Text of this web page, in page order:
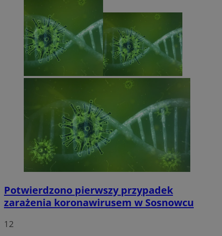
Potwierdzono pierwszy przypadek
zarażenia koronawirusem w Sosnowcu
12